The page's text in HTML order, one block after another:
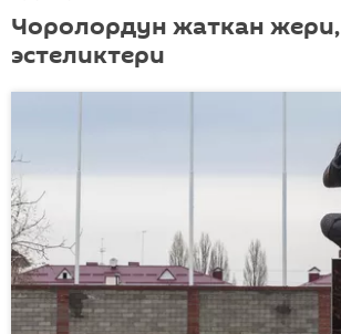
Чоролордун жаткан жери,
эстеликтери